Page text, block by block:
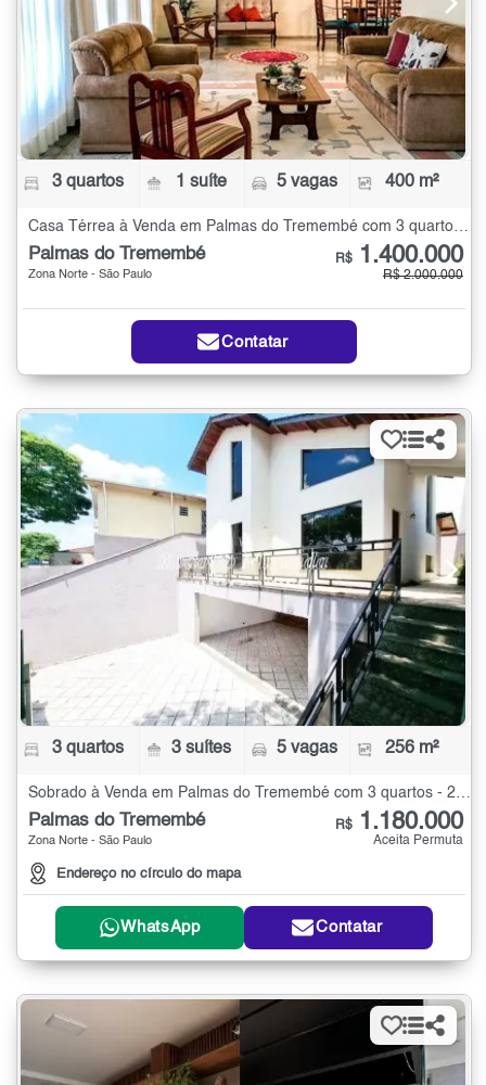
3 quartos 1 suíte 5 vagas 400 m²
Casa Térrea à Venda em Palmas do Tremembé com 3 quartos - 400 m²
Palmas do Tremembé
Zona Norte - São Paulo
R$ 1.400.000
R$ 2.000.000
Contatar
3 quartos 3 suítes 5 vagas 256 m²
Sobrado à Venda em Palmas do Tremembé com 3 quartos - 256 m²
Palmas do Tremembé
Zona Norte - São Paulo
Endereço no círculo do mapa
R$ 1.180.000
Aceita Permuta
WhatsApp Contatar